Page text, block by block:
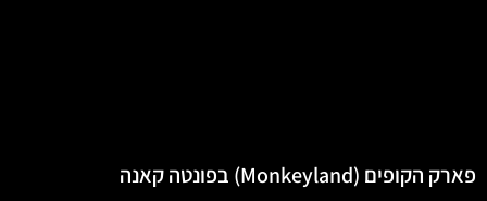
פארק הקופים (Monkeyland) בפונטה קאנה